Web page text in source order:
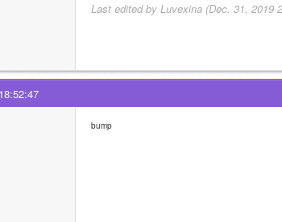
Last edited by Luvexina (Dec. 31, 2019
bump